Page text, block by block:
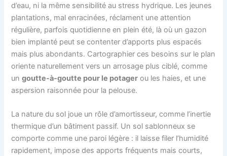
d’eau, ni la même sensibilité au stress hydrique. Les jeunes
plantations, mal enracinées, réclament une attention
régulière, parfois quotidienne en plein été, là où un gazon
bien implanté peut se contenter d’apports plus espacés
mais plus abondants. Cartographier ces besoins sur le plan
oriente naturellement vers un arrosage plus ciblé, comme
ungoutte-à-goutte pour le potager ou les haies, et une
aspersion raisonnée pour la pelouse.
La nature du sol joue un rôle d’amortisseur, comme l’inertie
thermique d’un bâtiment passif. Un sol sablonneux se
comporte comme une paroi légère : il laisse filer l’humidité
rapidement, impose des apports fréquents mais courts,